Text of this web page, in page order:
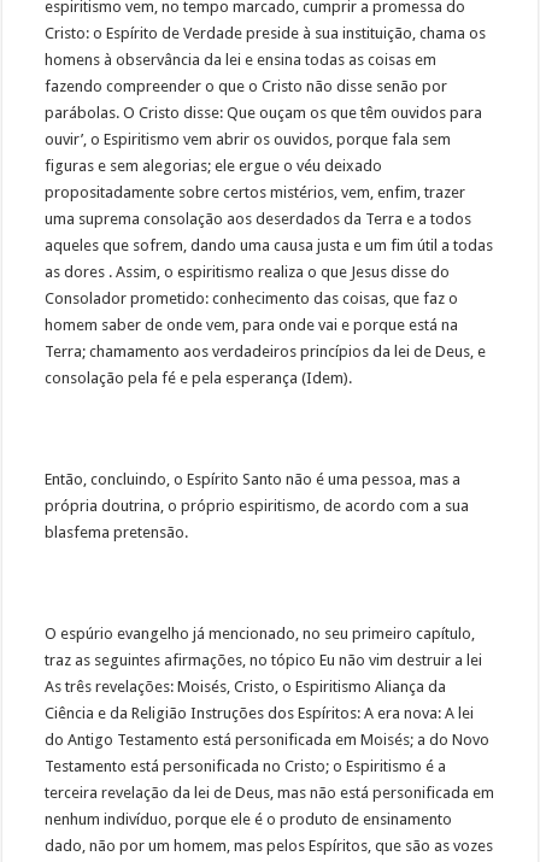
espiritismo vem, no tempo marcado, cumprir a promessa do
Cristo: o Espírito de Verdade preside à sua instituição, chama os
homens à observância da lei e ensina todas as coisas em
fazendo compreender o que o Cristo não disse senão por
parábolas. O Cristo disse: Que ouçam os que têm ouvidos para
ouvir’, o Espiritismo vem abrir os ouvidos, porque fala sem
figuras e sem alegorias; ele ergue o véu deixado
propositadamente sobre certos mistérios, vem, enfim, trazer
uma suprema consolação aos deserdados da Terra e a todos
aqueles que sofrem, dando uma causa justa e um fim útil a todas
as dores . Assim, o espiritismo realiza o que Jesus disse do
Consolador prometido: conhecimento das coisas, que faz o
homem saber de onde vem, para onde vai e porque está na
Terra; chamamento aos verdadeiros princípios da lei de Deus, e
consolação pela fé e pela esperança (Idem).
Então, concluindo, o Espírito Santo não é uma pessoa, mas a
própria doutrina, o próprio espiritismo, de acordo com a sua
blasfema pretensão.
O espúrio evangelho já mencionado, no seu primeiro capítulo,
traz as seguintes afirmações, no tópico Eu não vim destruir a lei
As três revelações: Moisés, Cristo, o Espiritismo Aliança da
Ciência e da Religião Instruções dos Espíritos: A era nova: A lei
do Antigo Testamento está personificada em Moisés; a do Novo
Testamento está personificada no Cristo; o Espiritismo é a
terceira revelação da lei de Deus, mas não está personificada em
nenhum indivíduo, porque ele é o produto de ensinamento
dado, não por um homem, mas pelos Espíritos, que são as vozes